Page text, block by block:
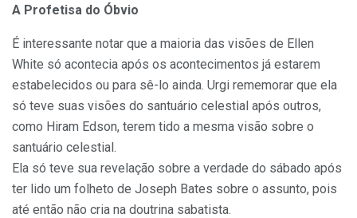
A Profetisa do Óbvio
É interessante notar que a maioria das visões de Ellen
White só acontecia após os acontecimentos já estarem
estabelecidos ou para sê-lo ainda. Urgi rememorar que ela
só teve suas visões do santuário celestial após outros,
como Hiram Edson, terem tido a mesma visão sobre o
santuário celestial.
Ela só teve sua revelação sobre a verdade do sábado após
ter lido um folheto de Joseph Bates sobre o assunto, pois
até então não cria na doutrina sabatista.